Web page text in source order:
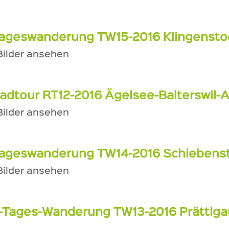
TW15-2016
ansehen
RT12-2016 Ägelsee-
ansehen
TW14-2016
ansehen
Tages-Wanderung TW13-2016